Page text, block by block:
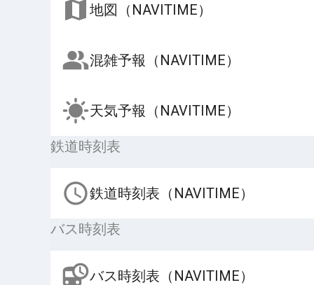
地図（NAVITIME）
混雑予報（NAVITIME）
天気予報（NAVITIME）
鉄道時刻表
鉄道時刻表（NAVITIME）
バス時刻表
バス時刻表（NAVITIME）